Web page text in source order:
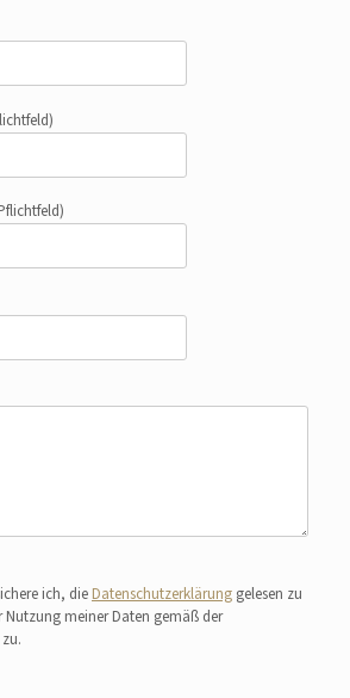
ich, die Datenschutzerklärung gelesen zu
meiner Daten gemäß der